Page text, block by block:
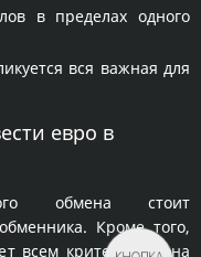
в пределах одного
вся важная для
евро в
обмена стоит
Кроме того,
всем критериям, она